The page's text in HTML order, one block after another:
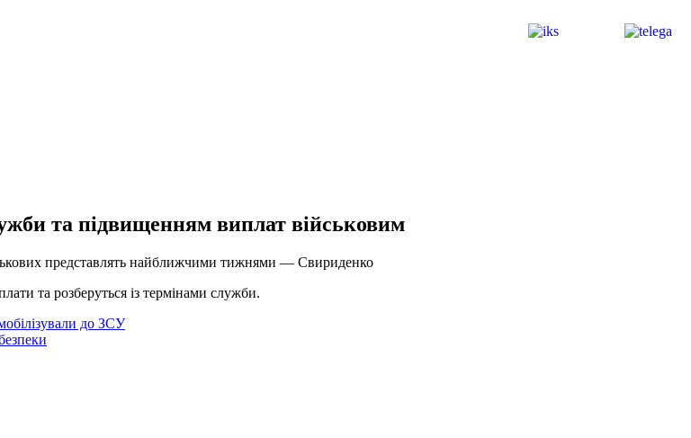
та підвищенням виплат військовим
представлять найближчими тижнями — Свириденко
та розберуться із термінами служби.
до ЗСУ